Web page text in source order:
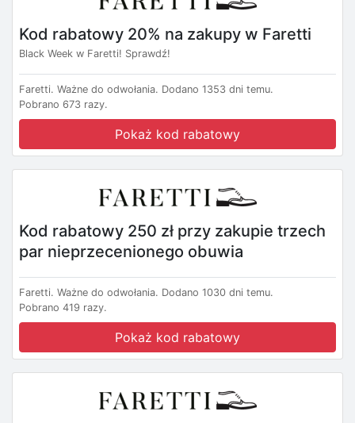
Kod rabatowy 20% na zakupy w Faretti
Black Week w Faretti! Sprawdź!
Faretti. Ważne do odwołania. Dodano 1353 dni temu.
Pobrano 673 razy.
Pokaż kod rabatowy
Kod rabatowy 250 zł przy zakupie trzech
par nieprzecenionego obuwia
Faretti. Ważne do odwołania. Dodano 1030 dni temu.
Pobrano 419 razy.
Pokaż kod rabatowy